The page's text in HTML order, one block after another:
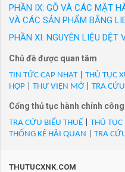
đưa ra thị
được người
loạt sản
Classic,
Veston và
phát triển
PHẦN IX: GỖ VÀ CÁC MẶT
VÀ CÁC SẢN PHẨM BẰNG
PHẦN XI: NGUYÊN LIỆU DỆT
Chủ đề được quan tâm
TIN TỨC CẬP NHẬT| THỦ TỤC
HỢP
THƯ VIỆN MỞ| TRA
Cổng thủ tục hành chính công
TRA CỨU BIỂU THUẾ THỦ
THỐNG KÊ HẢI QUAN
TRA
THUTUCXNK.COM